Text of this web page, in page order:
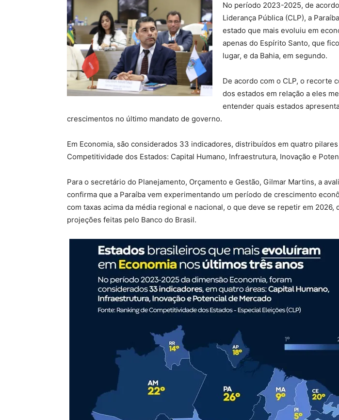
No período 2023-2025, de
Liderança Pública (CLP), a
estado que mais evoluiu em
apenas do Espírito Santo, que
lugar, e da Bahia, em segundo.
De acordo com o CLP, o recorte
dos estados em relação a eles
entender quais estados
crescimentos no último mandato de governo.
Em Economia, são considerados 33 indicadores, distribuídos em quatro
Competitividade dos Estados: Capital Humano, Infraestrutura, Inovação e
Para o secretário do Planejamento, Orçamento e Gestão, Gilmar Martins, a
confirma que a Paraíba vem experimentando um período de crescimento
com taxas acima da média regional e nacional, o que deve se repetir em 2026,
projeções feitas pelo Banco do Brasil.